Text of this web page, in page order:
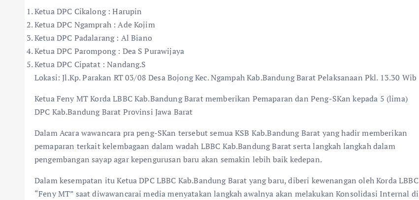
Ketua DPC Cikalong : Harupin
Ketua DPC Ngamprah : Ade Kojim
Ketua DPC Padalarang : Al Biano
Ketua DPC Parompong : Dea S Purawijaya
Ketua DPC Cipatat : Nandang.S
Lokasi: Jl.Kp. Parakan RT 03/08 Desa Bojong Kec. Ngampah Kab.Bandung Barat Pelaksanaan Pkl. 13.30 Wib
Ketua Feny MT Korda LBBC Kab.Bandung Barat memberikan Pemaparan dan Peng-SKan kepada 5 (lima)
DPC Kab.Bandung Barat Provinsi Jawa Barat
Dalam Acara wawancara pra peng-SKan tersebut semua KSB Kab.Bandung Barat yang hadir memberikan
pemaparan terkait kelembagaan dalam wadah LBBC Kab.Bandung Barat serta langkah langkah dalam
pengembangan sayap agar kepengurusan baru akan semakin lebih baik kedepan.
Dalam kesempatan itu Ketua DPC LBBC Kab.Bandung Barat yang baru, diberi kewenangan oleh Korda LBBC
“Feny MT” saat diwawancarai media menyatakan langkah awalnya akan melakukan Konsolidasi Internal di